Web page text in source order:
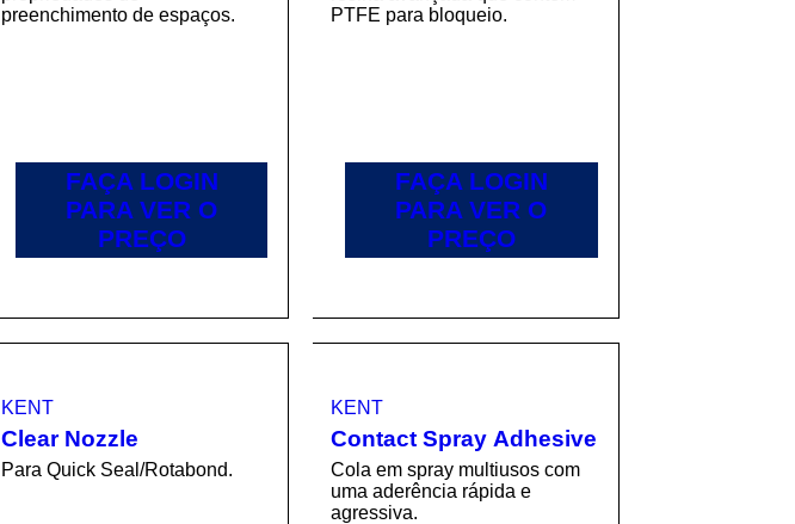
preenchimento de espaços.
FAÇA LOGIN
PARA VER O
PREÇO
PTFE para bloqueio.
FAÇA LOGIN
PARA VER O
PREÇO
KENT
Clear Nozzle
Para Quick Seal/Rotabond.
KENT
Contact Spray Adhesive
Cola em spray multiusos com
uma aderência rápida e
agressiva.